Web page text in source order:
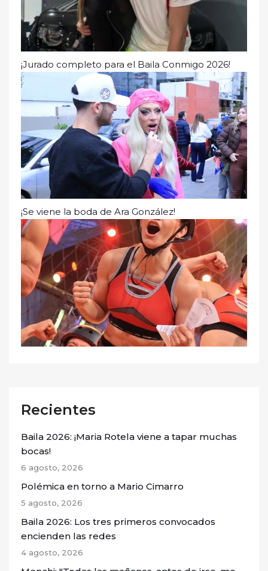
¡Jurado completo para el Baila Conmigo 2026!
¡Se viene la boda de Ara González!
Recientes
Baila 2026: ¡Maria Rotela viene a tapar muchas
bocas!
6 agosto, 2026
Polémica en torno a Mario Cimarro
5 agosto, 2026
Baila 2026: Los tres primeros convocados
encienden las redes
4 agosto, 2026